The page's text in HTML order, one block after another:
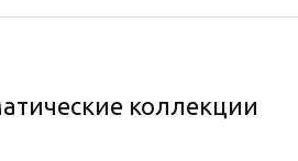
коллекции